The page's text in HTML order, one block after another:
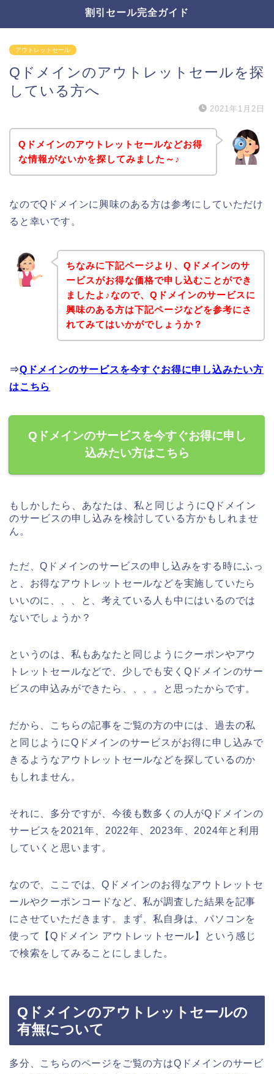
割引セール完全ガイド
アウトレットセール
Qドメインのアウトレットセールを探
している方へ
2021年1月2日
Qドメインのアウトレットセールなどお得
な情報がないかを探してみました～♪
なのでQドメインに興味のある方は参考にしていただけ
ると幸いです。
ちなみに下記ページより、Qドメインのサ
ービスがお得な価格で申し込むことができ
ましたよ♪なので、Qドメインのサービスに
興味のある方は下記ページなどを参考にさ
れてみてはいかがでしょうか？
⇒Qドメインのサービスを今すぐお得に申し込みたい方
はこちら
Qドメインのサービスを今すぐお得に申し
込みたい方はこちら
もしかしたら、あなたは、私と同じようにQドメイン
のサービスの申し込みを検討している方かもしれませ
ん。
ただ、Qドメインのサービスの申し込みをする時にふっ
と、お得なアウトレットセールなどを実施していたら
いいのに、、、と、考えている人も中にはいるのでは
ないでしょうか？
というのは、私もあなたと同じようにクーポンやアウ
トレットセールなどで、少しでも安くQドメインのサー
ビスの申込みができたら、、、。と思ったからです。
だから、こちらの記事をご覧の方の中には、過去の私
と同じようにQドメインのサービスがお得に申し込みで
きるようなアウトレットセールなどを探しているのか
もしれません。
それに、多分ですが、今後も数多くの人がQドメインの
サービスを2021年、2022年、2023年、2024年と利用
していくと思います。
なので、ここでは、Qドメインのお得なアウトレットセ
ールやクーポンコードなど、私が調査した結果を記事
にさせていただきます。まず、私自身は、パソコンを
使って【Qドメイン アウトレットセール】という感じ
で検索をしてみることにしました。
Qドメインのアウトレットセールの
有無について
多分、こちらのページをご覧の方はQドメインのサービ